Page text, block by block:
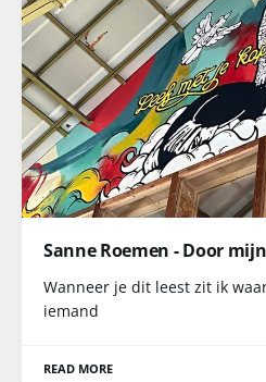
Sanne Roemen - Door
Wanneer je dit leest zit ik
iemand
READ MORE